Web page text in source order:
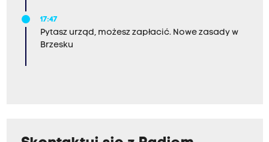
17:47
Pytasz urząd, możesz zapłacić. Nowe zasady w
Brzesku